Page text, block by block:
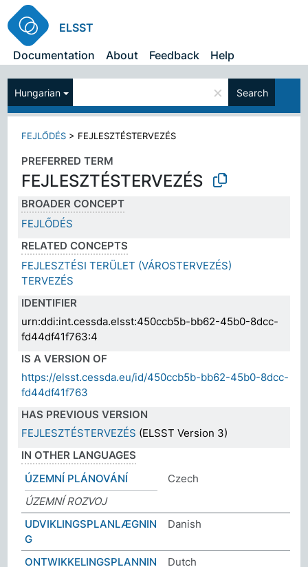
ELSST
Documentation
About Feedback Help
Hungarian × Search
FEJLŐDÉS > FEJLESZTÉSTERVEZÉS
PREFERRED TERM
FEJLESZTÉSTERVEZÉS
BROADER CONCEPT
FEJLŐDÉS
RELATED CONCEPTS
FEJLESZTÉSI TERÜLET (VÁROSTERVEZÉS)
TERVEZÉS
IDENTIFIER
urn:ddi:int.cessda.elsst:450ccb5b-bb62-45b0-8dcc-
fd44df41f763:4
IS A VERSION OF
https://elsst.cessda.eu/id/450ccb5b-bb62-45b0-8dcc-
fd44df41f763
HAS PREVIOUS VERSION
FEJLESZTÉSTERVEZÉS (ELSST Version 3)
IN OTHER LANGUAGES
ÚZEMNÍ PLÁNOVÁNÍ
Czech
ÚZEMNÍ ROZVOJ
UDVIKLINGSPLANLÆGNIN
G
Danish
ONTWIKKELINGSPLANNIN
Dutch